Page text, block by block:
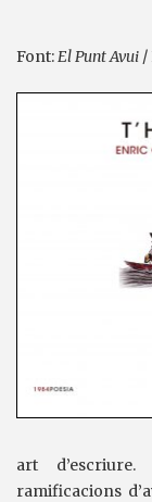
Font:El Punt Avui /
art
ramificacions